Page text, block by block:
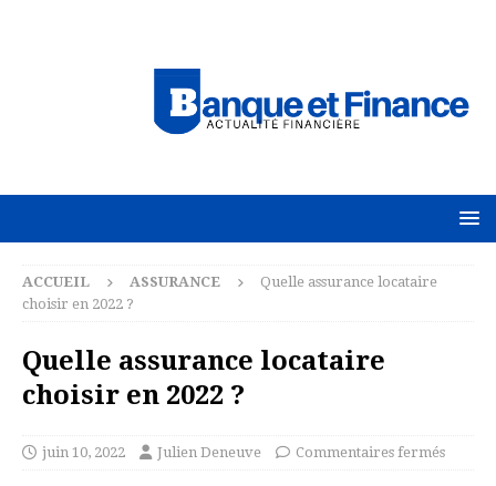
ACCUEIL ASSURANCE
Quelle assurance locataire
choisir en 2022 ?
Quelle assurance locataire
choisir en 2022 ?
juin 10, 2022 Julien Deneuve Commentaires fermés